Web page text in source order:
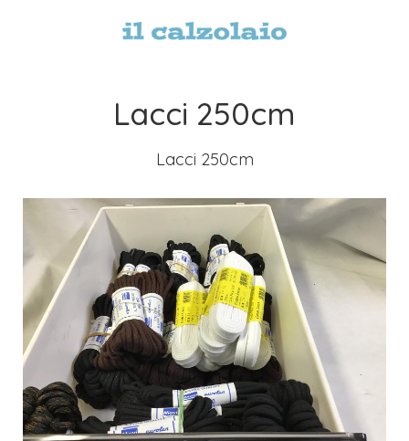
Lacci 250cm
Lacci 250cm